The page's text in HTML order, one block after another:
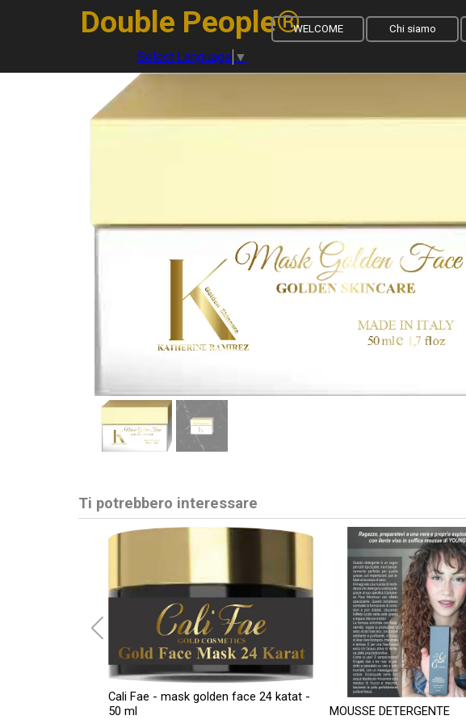
Double People® Salta menù
WELCOME Chi siamo
Select Language ▼
Ti potrebbero interessare
Cali Fae - mask golden face 24 katat -
50 ml
MOUSSE DETERGENTE